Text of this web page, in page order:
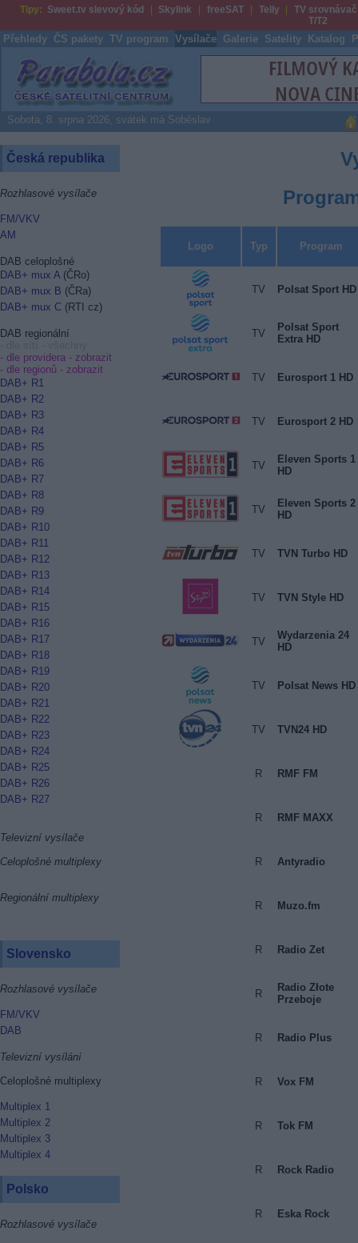
Tipy: Sweet.tv slevový kód Skylink freeSAT Telly
TV srovnávač
T/T2
Přehledy ČS pakety TV program Vysílače Galerie Satelity Katalog
Parabola.cz
Sobota, 8. srpna 2026, svátek má Soběslav
Česká republika
Rozhlasové vysílače
FM/VKV
AM
DAB celoplošné
DAB+ mux A(ČRo)
DAB+ mux B (ČRa)
DAB+ mux C (RTI cz)
DAB regionální
- dle providera - zobrazit
- dle regionů - zobrazit
DAB+ R1
DAB+ R2
DAB+ R3
DAB+ R4
DAB+ R5
DAB+ R6
DAB+ R7
DAB+ R8
DAB+ R9
DAB+ R10
DAB+ R11
DAB+ R12
DAB+ R13
DAB+ R14
DAB+ R15
DAB+ R16
DAB+ R17
DAB+ R18
DAB+ R19
DAB+ R20
DAB+ R21
DAB+ R22
DAB+ R23
DAB+ R24
DAB+ R25
DAB+ R26
DAB+ R27
Televizní vysílače
Celoplošné multiplexy
Regionální multiplexy
Slovensko
Rozhlasové vysílače
FM/VKV
DAB
Televizní vysílání
Celoplošné multiplexy
Multiplex 1
Multiplex 2
Multiplex 3
Multiplex 4
Polsko
Rozhlasové vysílače
Logo Typ Program
TV Polsat Sport HD
TV
Polsat Sport
Extra HD
TV Eurosport 1 HD
TV Eurosport 2 HD
TV
Eleven Sports 1
HD
TV
Eleven Sports 2
HD
TV TVN Turbo HD
TV TVN Style HD
TV
Wydarzenia 24
HD
TV Polsat News HD
TV TVN24 HD
R RMF FM
R RMF MAXX
R Antyradio
R Muzo.fm
R Radio Zet
R
Radio Złote
Przeboje
R Radio Plus
R Vox FM
R Tok FM
R Rock Radio
R Eska Rock